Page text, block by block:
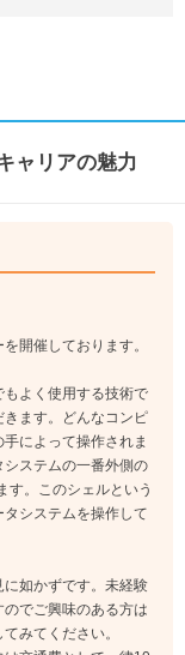
ャリアの魅力
開催しております。
よく使用する技術で
ます。どんなコンピ
によって操作されま
ステムの一番外側の
す。このシェルという
システムを操作して
に如かずです。未経験
でご興味のある方は
みてください。